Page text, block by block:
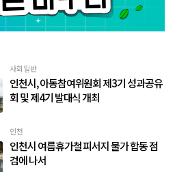
사회일반
인천시, 아동참여위원회 제3기 성과공유
회 및 제4기 발대식 개최
인천
인천시 여름휴가철 피서지 물가 합동 점
검에 나서